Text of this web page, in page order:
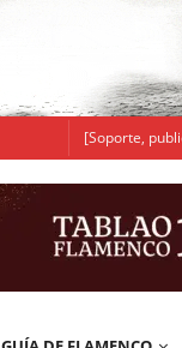
[Soporte,